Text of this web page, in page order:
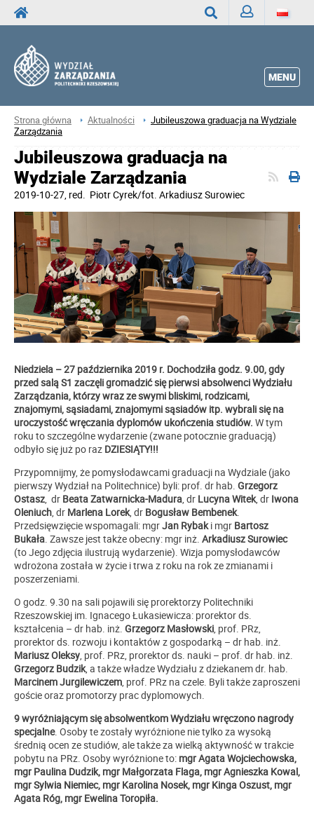
MENU
Strona główna Aktualności
Jubileuszowa graduacja na Wydziale
Zarządzania
Jubileuszowa graduacja na
Wydziale Zarządzania
2019-10-27, red. Piotr Cyrek/fot. Arkadiusz Surowiec
Niedziela – 27 października 2019 r. Dochodziła godz. 9.00,gdy
przed salą S1 zaczęli gromadzić się pierwsi absolwenci Wydziału
Zarządzania, którzy wraz ze swymi bliskimi, rodzicami,
znajomymi, sąsiadami, znajomymi sąsiadów itp. wybrali się na
uroczystość wręczania dyplomów ukończenia studiów. W tym
roku to szczególne wydarzenie (zwane potocznie graduacją)
odbyło się już po raz DZIESIĄTY!!!
Przypomnijmy, że pomysłodawcami graduacji na Wydziale (jako
pierwszy Wydział na Politechnice) byli: prof. dr hab. Grzegorz
Ostasz , dr Beata Zatwarnicka-Madura , dr Lucyna Witek, dr Iwona
Oleniuch , dr Marlena Lorek, dr Bogusław Bembenek.
Przedsięwzięcie wspomagali: mgrJan Rybaki mgr Bartosz
Bukała . Zawsze jest także obecny: mgr inż. Arkadiusz Surowiec
(to Jego zdjęcia ilustrują wydarzenie). Wizja pomysłodawców
wdrożona została w życie i trwa z roku na rok ze zmianami i
poszerzeniami.
O godz. 9.30 na sali pojawili się prorektorzy Politechniki
Rzeszowskiej im. Ignacego Łukasiewicza: prorektor ds.
kształcenia – dr hab. inż. Grzegorz Masłowski , prof. PRz,
prorektor ds. rozwoju i kontaktów z gospodarką – dr hab. inż.
Mariusz Oleksy , prof. PRz, prorektor ds. nauki – prof. dr hab. inż.
Grzegorz Budzik, a także władze Wydziału z dziekanem dr. hab.
Marcinem Jurgilewiczem , prof. PRz na czele. Byli także zaproszeni
goście oraz promotorzy prac dyplomowych.
9 wyróżniającym się absolwentkom Wydziału wręczono nagrody
specjalne. Osoby te zostały wyróżnione nie tylko za wysoką
średnią ocen ze studiów, ale także za wielką aktywność w trakcie
pobytu na PRz. Osoby wyróżnione to: mgr Agata Wojciechowska,
mgr Paulina Dudzik, mgr Małgorzata Flaga, mgr Agnieszka Kowal,
mgr Sylwia Niemiec, mgr Karolina Nosek, mgr Kinga Oszust, mgr
Agata Róg, mgr Ewelina Toropiła.